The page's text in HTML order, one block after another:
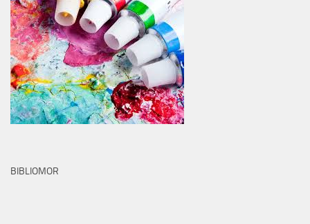
BIBLIOMOR